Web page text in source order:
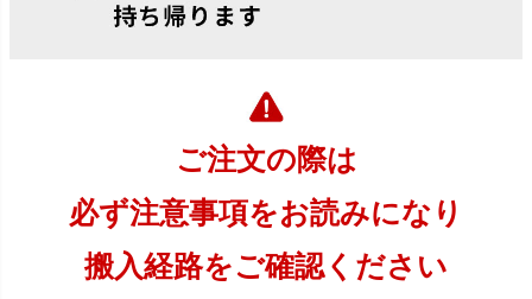
ご注文の際は
必ず注意事項をお読みになり
搬入経路をご確認ください